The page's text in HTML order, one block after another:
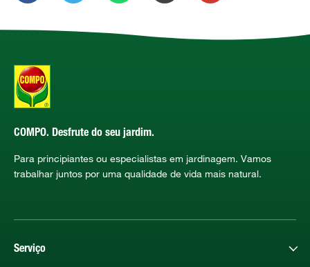
COMPO. Desfrute do seu jardim.
Para principiantes ou especialistas em jardinagem. Vamos
trabalhar juntos por uma qualidade de vida mais natural.
Serviço